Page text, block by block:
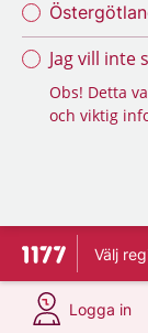
Jag vill inte
Obs! Detta
och viktig
Till startsidan
Välj
Logga in
på